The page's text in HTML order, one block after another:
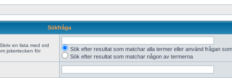
Sökfråga
en lista med ord
jokertecken för
Sök efter resultat som matchar alla termer eller använd frågan
Sök efter resultat som matchar någon av termerna